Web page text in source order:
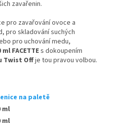
zavařenin.
pro zavařování ovoce a
pro skladování suchých
pro uchování medu,
ml FACETTEs dokoupením
Twist Offje tou pravou volbou.
na paletě
ml